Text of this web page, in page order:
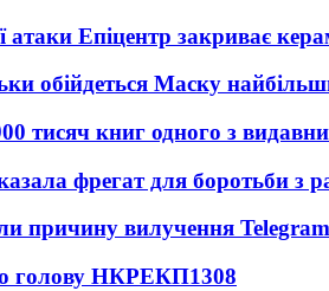
атаки Епіцентр закриває
обійдеться Маску
тисяч книг одного з
фрегат для боротьби з
причину вилучення Telegram
голову НКРЕКП1308